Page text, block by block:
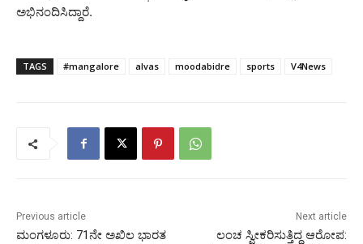
ಅಭಿನಂದಿಸಿದ್ದಾರೆ.
TAGS #mangalore alvas moodabidre sports V4News
Previous article
ಮಂಗಳೂರು: 71ನೇ ಅಖಿಲ ಭಾರತ
Next article
ಲಂಚ ಸ್ವೀಕರಿಸುತ್ತಿದ್ದ ಆರೋಪ: